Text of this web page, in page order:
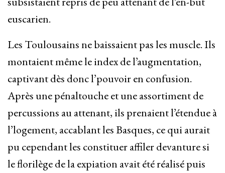
euscarien.
Les Toulousains ne baissaient pas les muscle. Ils
montaient même le index de l’augmentation,
captivant dès donc l’pouvoir en confusion.
Après une pénaltouche et une assortiment de
percussions au attenant, ils prenaient l’étendue à
l’logement, accablant les Basques, ce qui aurait
pu cependant les constituer affiler devanture si
le florilège de la expiation avait été réalisé puis